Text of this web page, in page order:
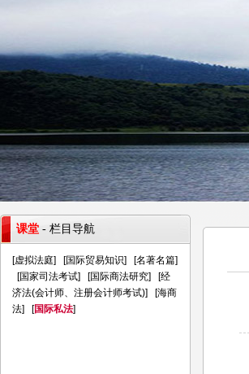
课堂 - 栏目导航
[虚拟法庭] [国际贸易知识] [名著名篇]
[国家司法考试] [国际商法研究] [经
济法(会计师、注册会计师考试)] [海商
法] [国际私法]